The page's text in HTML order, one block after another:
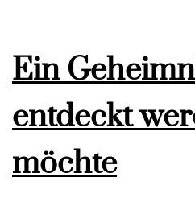
Ein
entdeckt
möchte